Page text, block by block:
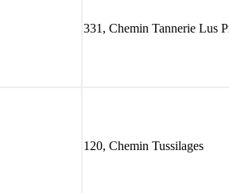
331, Chemin Tannerie Lus
120, Chemin Tussilages